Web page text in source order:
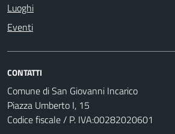
Luoghi
Eventi
CONTATTI
Comune di San Giovanni Incarico
Piazza Umberto I, 15
Codice fiscale / P. IVA:00282020601